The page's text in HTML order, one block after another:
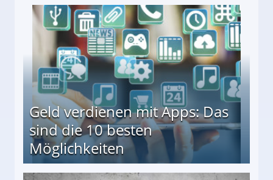
↻ Täglich neue Produkttests
Geld verdienen mit Apps: Das
sind die 10 besten
Möglichkeiten
besten Möglichkeiten